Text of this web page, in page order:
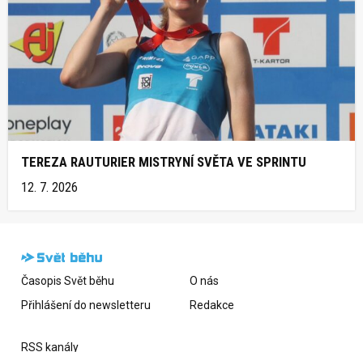
TEREZA RAUTURIER MISTRYNÍ SVĚTA VE SPRINTU
12. 7. 2026
Časopis Svět běhu
Přihlášení do newsletteru
O nás
Redakce
RSS kanály